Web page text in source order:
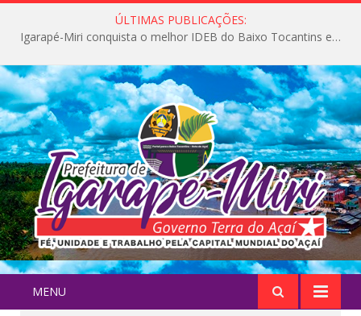
ÚLTIMAS PUBLICAÇÕES:
Igarapé-Miri conquista o melhor IDEB do Baixo Tocantins e avança na qualidade da educação pública
MENU